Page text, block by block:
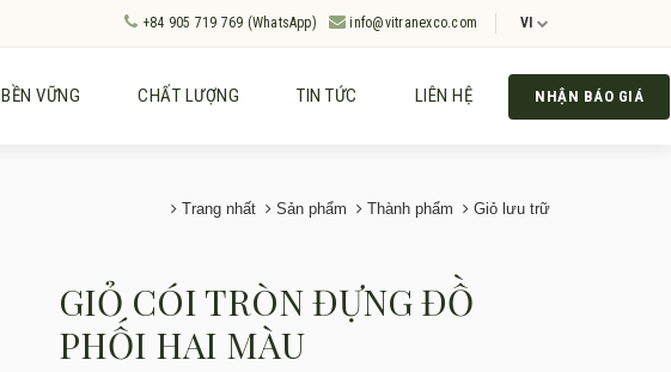
+84 905 719 769 (WhatsApp) info@vitranexco.com VI
BỀN VỮNG CHẤT LƯỢNG TIN TỨC LIÊN HỆ NHẬN BÁO GIÁ
Trang nhất Sản phẩm Thành phẩm Giỏ lưu trữ
GIỎ CÓI TRÒN ĐỰNG ĐỒ
PHỐI HAI MÀU